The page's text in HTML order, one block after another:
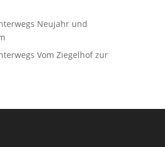
Neujahr und
Vom Ziegelhof zur